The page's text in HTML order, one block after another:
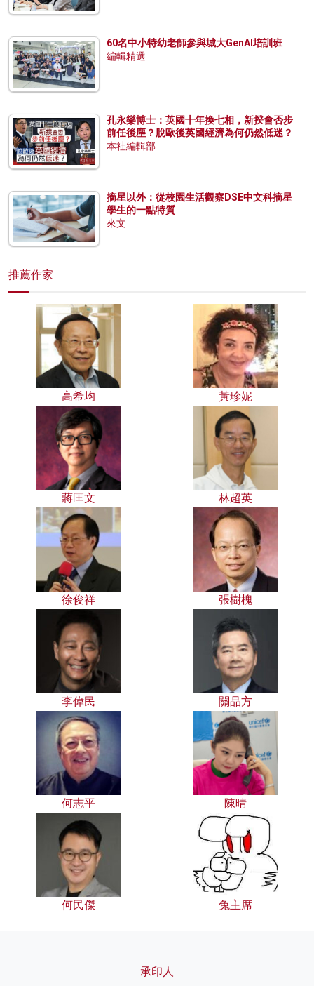
60名中小特幼老師參與城大GenAI培訓班
編輯精選
孔永樂博士：英國十年換七相，新揆會否步
前任後塵？脫歐後英國經濟為何仍然低迷？
本社編輯部
摘星以外：從校園生活觀察DSE中文科摘星
學生的一點特質
來文
推薦作家
高希均 黃珍妮
蔣匡文 林超英
徐俊祥 張樹槐
李偉民 關品方
何志平 陳晴
何民傑 兔主席
承印人